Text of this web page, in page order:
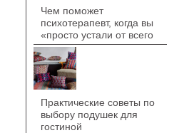
Чем поможет
психотерапевт, когда вы
«просто устали от всего
Практические советы по
выбору подушек для
гостиной